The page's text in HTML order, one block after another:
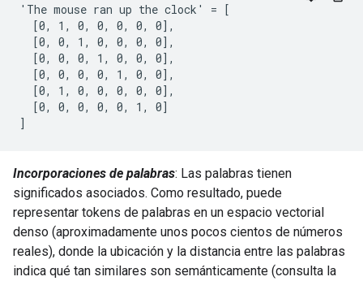
'The mouse ran up the clock' = [
  [0, 1, 0, 0, 0, 0, 0],
  [0, 0, 1, 0, 0, 0, 0],
  [0, 0, 0, 1, 0, 0, 0],
  [0, 0, 0, 0, 1, 0, 0],
  [0, 1, 0, 0, 0, 0, 0],
  [0, 0, 0, 0, 0, 1, 0]
Incorporaciones de palabras: Las palabras tienen
significados asociados. Como resultado, puede
representar tokens de palabras en un espacio vectorial
denso (aproximadamente unos pocos cientos de números
reales), donde la ubicación y la distancia entre las palabras
indica qué tan similares son semánticamente (consulta la